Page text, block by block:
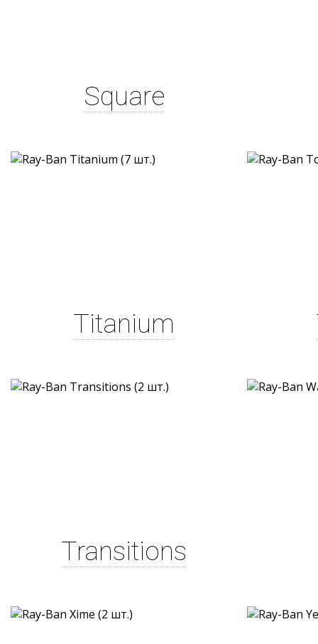
Square
Titanium
Transitions